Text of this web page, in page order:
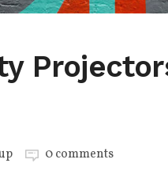
0 comments